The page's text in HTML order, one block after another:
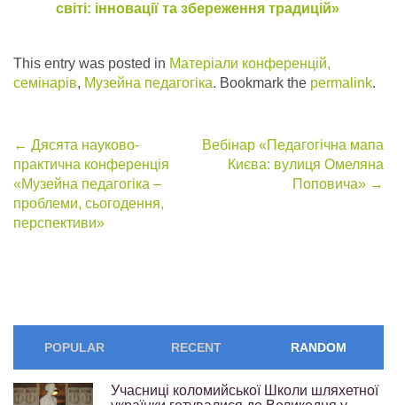
світі: інновації та збереження традицій»
This entry was posted in Матеріали конференцій,
семінарів, Музейна педагогіка. Bookmark the permalink.
Post
navigation
← Дясята науково-
практична конференція
«Музейна педагогіка –
проблеми, сьогодення,
перспективи»
Вебінар «Педагогічна мапа
Києва: вулиця Омеляна
Поповича» →
POPULAR RECENT RANDOM
Учасниці коломийської Школи шляхетної